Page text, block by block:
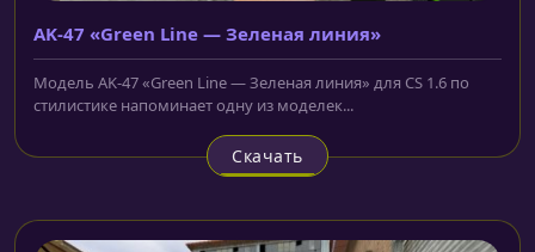
AK-47 «Green Line — Зеленая линия»
Модель AK-47 «Green Line — Зеленая линия» для CS 1.6 по
стилистике напоминает одну из моделек...
Скачать